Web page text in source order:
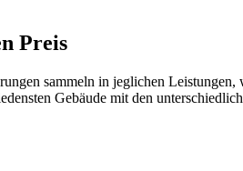
Preis
sammeln in jeglichen
Gebäude mit den